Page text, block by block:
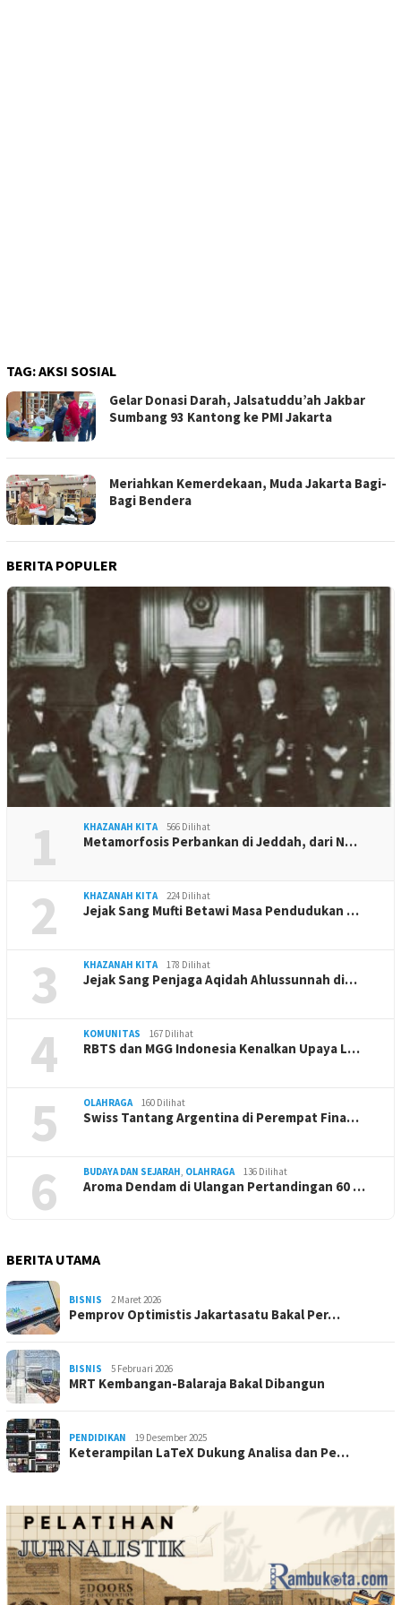
TAG:AKSI SOSIAL
Gelar Donasi Darah, Jalsatuddu’ah Jakbar
Sumbang 93 Kantong ke PMI Jakarta
Meriahkan Kemerdekaan, Muda Jakarta Bagi-
Bagi Bendera
BERITA POPULER
1 KHAZANAH KITA 566 Dilihat
Metamorfosis Perbankan di Jeddah, dari N…
2 KHAZANAH KITA 224 Dilihat
Jejak Sang Mufti Betawi Masa Pendudukan …
3 KHAZANAH KITA 178 Dilihat
Jejak Sang Penjaga Aqidah Ahlussunnah di…
4 KOMUNITAS 167 Dilihat
RBTS dan MGG Indonesia Kenalkan Upaya L…
5 OLAHRAGA 160 Dilihat
Swiss Tantang Argentina di Perempat Fina…
6 BUDAYA DAN SEJARAH, OLAHRAGA 136 Dilihat
Aroma Dendam di Ulangan Pertandingan 60 …
BERITA UTAMA
BISNIS 2 Maret 2026
Pemprov Optimistis Jakartasatu Bakal Per…
BISNIS 5 Februari 2026
MRT Kembangan-Balaraja Bakal Dibangun
PENDIDIKAN 19 Desember 2025
Keterampilan LaTeX Dukung Analisa dan Pe…